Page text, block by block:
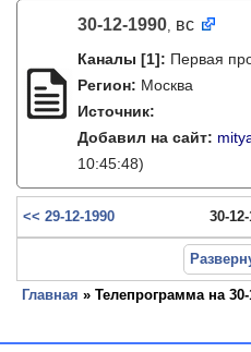
30-12-1990, вс
Каналы [1]: Первая
Регион: Москва
Источник:
Добавил на сайт:
10:45:48)
<< 29-12-1990 30-
Главная » Телепрограмма на 30-